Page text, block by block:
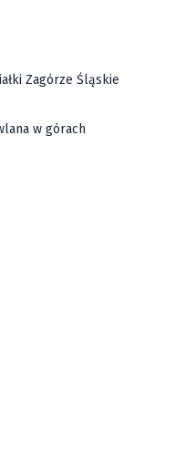
Zagórze Śląskie
w górach